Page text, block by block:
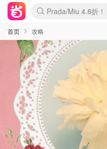
Prada/Miu 4.8折！
首页 攻略